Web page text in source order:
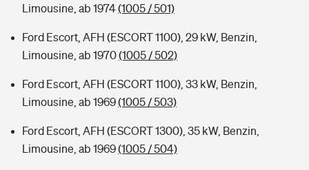
Limousine, ab 1974(1005 / 501)
Ford Escort, AFH (ESCORT 1100), 29 kW, Benzin,
Limousine, ab 1970(1005 / 502)
Ford Escort, AFH (ESCORT 1100), 33 kW, Benzin,
Limousine, ab 1969(1005 / 503)
Ford Escort, AFH (ESCORT 1300), 35 kW, Benzin,
Limousine, ab 1969(1005 / 504)